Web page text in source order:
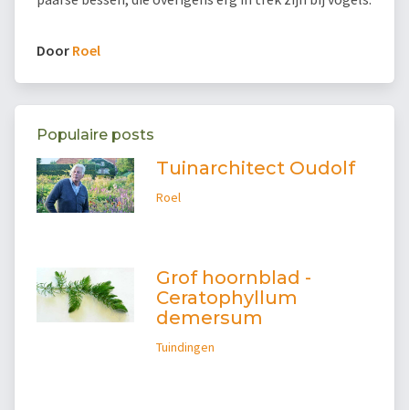
Door Roel
Populaire posts
Tuinarchitect Oudolf
Roel
Grof hoornblad -
Ceratophyllum
demersum
Tuindingen